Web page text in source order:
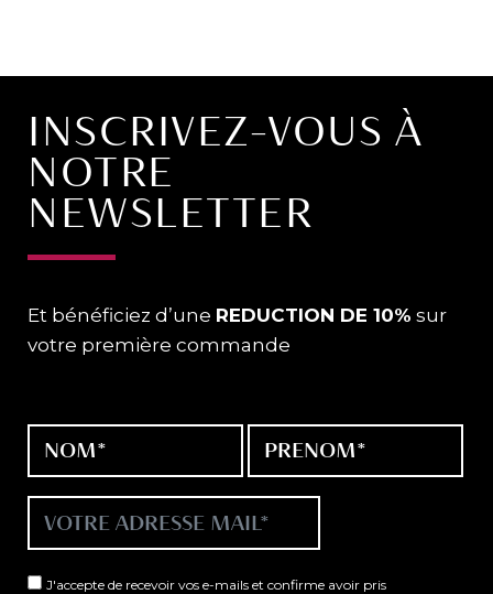
INSCRIVEZ-VOUS À
NOTRE
NEWSLETTER
Et bénéficiez d’une REDUCTION DE 10% sur
votre première commande
J'accepte de recevoir vos e-mails et confirme avoir pris